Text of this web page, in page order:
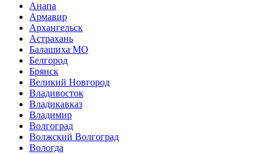
Анапа
Армавир
Архангельск
Астрахань
Балашиха МО
Белгород
Брянск
Великий Новгород
Владивосток
Владикавказ
Владимир
Волгоград
Волжский Волгоград
Вологда